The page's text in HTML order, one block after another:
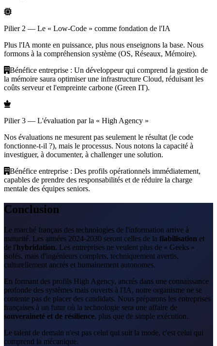
Pilier 2 — Le « Low-Code » comme fondation de l'IA
Plus l'IA monte en puissance, plus nous enseignons la base. Nous
formons à la compréhension système (OS, Réseaux, Mémoire).
Bénéfice entreprise : Un développeur qui comprend la gestion de
la mémoire saura optimiser une infrastructure Cloud, réduisant les
coûts serveur et l'empreinte carbone (Green IT).
Pilier 3 — L'évaluation par la « High Agency »
Nos évaluations ne mesurent pas seulement le résultat (le code
fonctionne-t-il ?), mais le processus. Nous notons la capacité à
investiguer, à documenter, à challenger une solution.
Bénéfice entreprise : Des profils opérationnels immédiatement,
capables de prendre des responsabilités et de réduire la charge
mentale des équipes seniors.
Conclusion
Le marché français des technologies de l'information arrive à
maturité. Les années 2024-2030 seront celles de la fiabilisation et
de l'hybridation. Les entreprises ne veulent plus de « Geeks »
isolés, mais d'ingénieurs complets, techniquement avertis,
culturellement ancrés et humainement autonomes.
En formant des profils High Agency, ancrés dans une connaissance
profonde des systèmes mais ouverts à l'IA, notre organisme ne se
contente pas de placer des candidats. Nous préparons les entreprises
françaises à un futur où la technologie sera une affaire de
souveraineté et de résilience, plus que de simple exécution.
Le talent de demain n'est pas celui qui suit la mode, c'est celui qui
comprend la mécanique.